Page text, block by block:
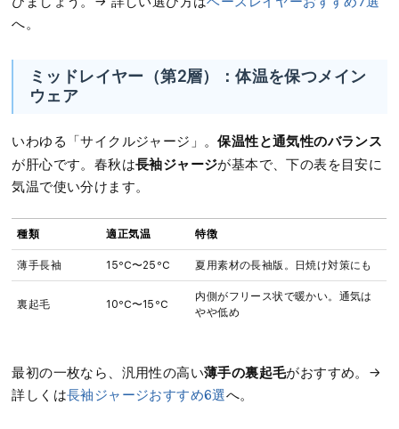
へ。
ミッドレイヤー（第2層）：体温を保つメイン
ウェア
いわゆる「サイクルジャージ」。保温性と通気性のバランス
が肝心です。春秋は長袖ジャージが基本で、下の表を目安に
気温で使い分けます。
種類 適正気温 特徴
薄手長袖 15℃〜25℃ 夏用素材の長袖版。日焼け対策にも
裏起毛 10℃〜15℃
内側がフリース状で暖かい。通気は
やや低め
最初の一枚なら、汎用性の高い薄手の裏起毛がおすすめ。→
詳しくは長袖ジャージおすすめ6選へ。